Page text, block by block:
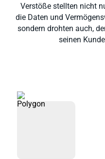
Verstöße stellten nicht
die Daten und
sondern drohten auch,
seinen